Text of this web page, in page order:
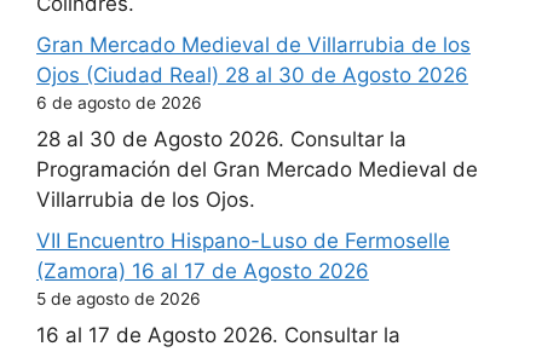
Gran Mercado Medieval de Villarrubia de los
Ojos (Ciudad Real) 28 al 30 de Agosto 2026
6 de agosto de 2026
28 al 30 de Agosto 2026. Consultar la
Programación del Gran Mercado Medieval de
Villarrubia de los Ojos.
VII Encuentro Hispano-Luso de Fermoselle
(Zamora) 16 al 17 de Agosto 2026
5 de agosto de 2026
16 al 17 de Agosto 2026. Consultar la